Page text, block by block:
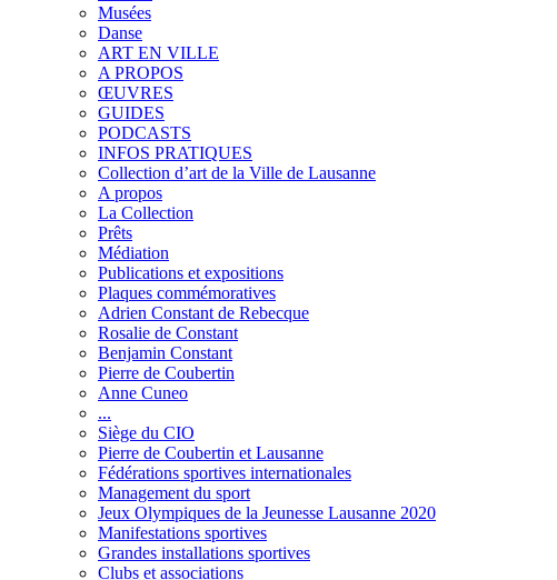
Musées
Danse
ART EN VILLE
A PROPOS
ŒUVRES
GUIDES
PODCASTS
INFOS PRATIQUES
Collection d’art de la Ville de Lausanne
A propos
La Collection
Prêts
Médiation
Publications et expositions
Plaques commémoratives
Adrien Constant de Rebecque
Rosalie de Constant
Benjamin Constant
Pierre de Coubertin
Anne Cuneo
...
Siège du CIO
Pierre de Coubertin et Lausanne
Fédérations sportives internationales
Management du sport
Jeux Olympiques de la Jeunesse Lausanne 2020
Manifestations sportives
Grandes installations sportives
Clubs et associations